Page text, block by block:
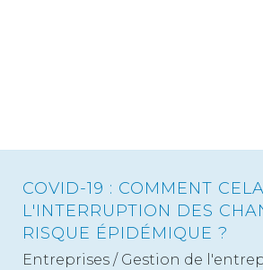
COVID-19 : COMMENT
L'INTERRUPTION DES
RISQUE ÉPIDÉMIQUE ?
Entreprises / Gestion de